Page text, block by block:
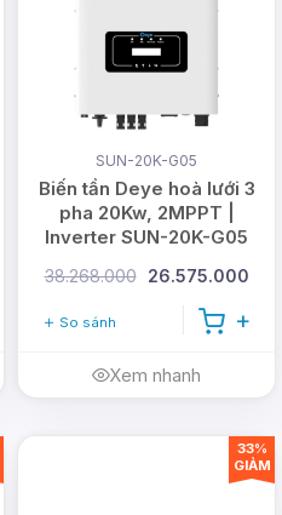
SUN-20K-G05
Biến tần Deye hoà lưới 3
pha 20Kw, 2MPPT |
Inverter SUN-20K-G05
38.268.000 26.575.000
So sánh
Xem nhanh
33%
GIẢM